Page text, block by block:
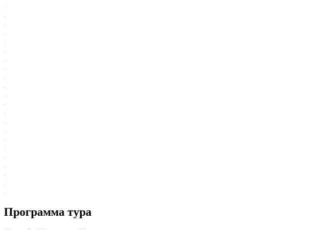
Программа тура